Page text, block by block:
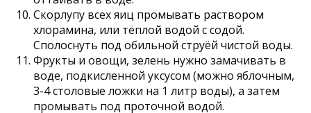
Скорлупу всех яиц промывать раствором
хлорамина, или тёплой водой с содой.
Сполоснуть под обильной струёй чистой воды.
Фрукты и овощи, зелень нужно замачивать в
воде, подкисленной уксусом (можно яблочным,
3-4 столовые ложки на 1 литр воды), а затем
промывать под проточной водой.